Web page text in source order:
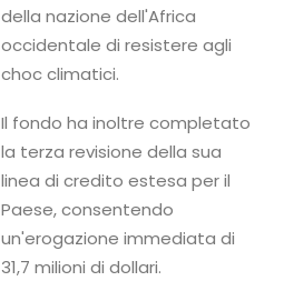
della nazione dell'Africa
occidentale di resistere agli
choc climatici.
Il fondo ha inoltre completato
la terza revisione della sua
linea di credito estesa per il
Paese, consentendo
un'erogazione immediata di
31,7 milioni di dollari.